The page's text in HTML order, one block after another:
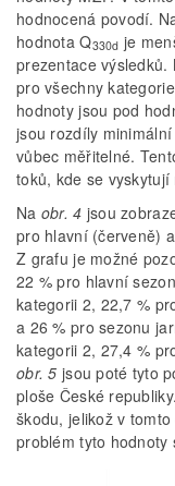
hodnocená povodí.
hodnota Q330d je
prezentace
pro všechny
hodnoty jsou pod
jsou rozdíly
vůbec měřitelné.
toků, kde se
Na obr. 4 jsou
pro hlavní (červeně)
Z grafu je možné
22 % pro hlavní
kategorii 2, 22,7 %
a 26 % pro sezonu
kategorii 2, 27,4 %
obr. 5 jsou poté tyto
ploše České
škodu, jelikož v
problém tyto hodnoty